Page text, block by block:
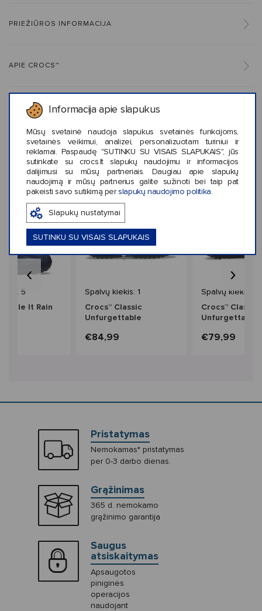
Informacija apie slapukus
Mūsų svetainė naudoja slapukus svetainės funkcijoms,
svetainės veikimui, analizei, personalizuotam turiniui ir
reklamai. Paspaudę "SUTINKU SU VISAIS SLAPUKAIS", jūs
sutinkate su crocs.lt slapukų naudojimu ir informacijos
dalijimusi su mūsų partneriais. Daugiau apie slapukų
naudojimą ir mūsų partnerius galite sužinoti bei taip pat
pakeisti savo sutikimą per slapukų naudojimo politika
Slapukų nustatymai
SUTINKU SU VISAIS SLAPUKAIS
PRIEŽIŪROS INFORMACIJA
APIE CROCS™
KLIENTŲ ATSILIEPIMAI (0)
Panašaus stiliaus prekės
5
It Rain
Spalvų kiekis: 1
Crocs™ Classic
Unfurgettable
€84,99
Spalvų kiekis: 4
Crocs™ Classic
Unfurgettable
€79,99
‹ ›
Pristatymas
Nemokamas* pristatymas
per 0-3 darbo dienas.
Grąžinimas
365 d. nemokamo
grąžinimo garantija
Saugus
atsiskaitymas
Apsaugotos
piniginės
operacijos
naudojant